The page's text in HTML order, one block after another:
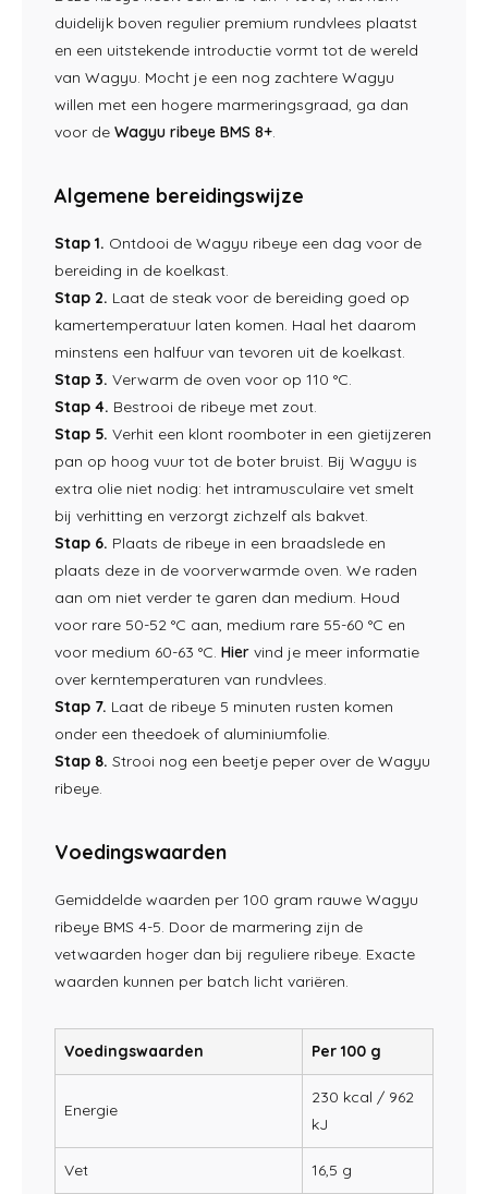
duidelijk boven regulier premium rundvlees plaatst
en een uitstekende introductie vormt tot de wereld
van Wagyu. Mocht je een nog zachtere Wagyu
willen met een hogere marmeringsgraad, ga dan
voor de Wagyu ribeye BMS 8+.
Algemene bereidingswijze
Stap 1. Ontdooi de Wagyu ribeye een dag voor de
bereiding in de koelkast.
Stap 2. Laat de steak voor de bereiding goed op
kamertemperatuur laten komen. Haal het daarom
minstens een halfuur van tevoren uit de koelkast.
Stap 3. Verwarm de oven voor op 110 °C.
Stap 4. Bestrooi de ribeye met zout.
Stap 5. Verhit een klont roomboter in een gietijzeren
pan op hoog vuur tot de boter bruist. Bij Wagyu is
extra olie niet nodig: het intramusculaire vet smelt
bij verhitting en verzorgt zichzelf als bakvet.
Stap 6. Plaats de ribeye in een braadslede en
plaats deze in de voorverwarmde oven. We raden
aan om niet verder te garen dan medium. Houd
voor rare 50-52 °C aan, medium rare 55-60 °C en
voor medium 60-63 °C. Hier vind je meer informatie
over kerntemperaturen van rundvlees.
Stap 7. Laat de ribeye 5 minuten rusten komen
onder een theedoek of aluminiumfolie.
Stap 8. Strooi nog een beetje peper over de Wagyu
ribeye.
Voedingswaarden
Gemiddelde waarden per 100 gram rauwe Wagyu
ribeye BMS 4-5. Door de marmering zijn de
vetwaarden hoger dan bij reguliere ribeye. Exacte
waarden kunnen per batch licht variëren.
Voedingswaarden Per 100 g
Energie
230 kcal / 962
kJ
Vet 16,5 g